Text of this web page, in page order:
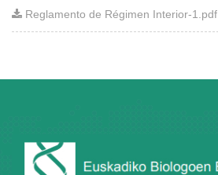
Reglamento de Régimen Interior-1.pdf